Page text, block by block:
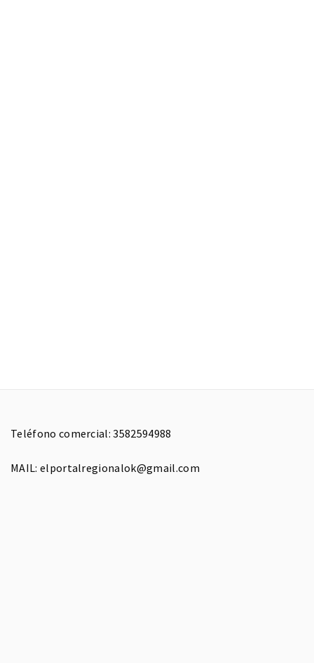
Teléfono comercial: 3582594988
MAIL: elportalregionalok@gmail.com